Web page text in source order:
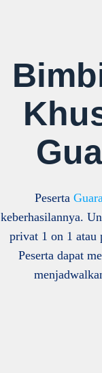
Peserta
keberhasilannya.
privat 1 on 1 atau
Peserta dapat